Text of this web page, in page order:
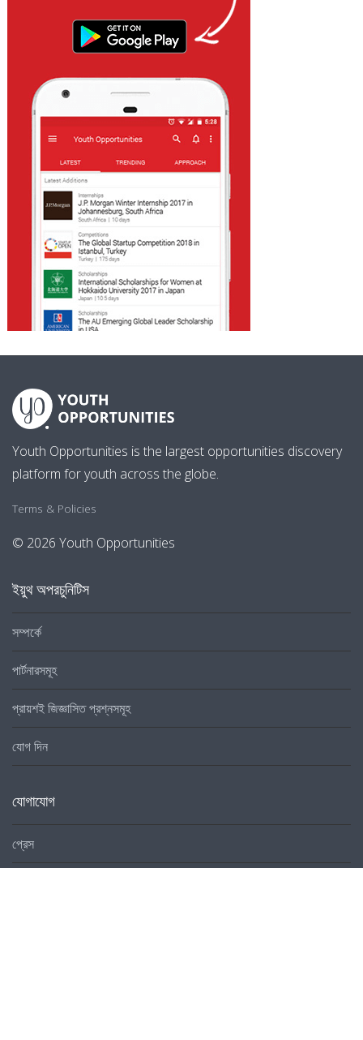
Youth Opportunities is the largest opportunities discovery
platform for youth across the globe.
Terms & Policies
© 2026 Youth Opportunities
ইয়ুথ অপরচুনিটিস
সম্পর্কে
পার্টনারসমূহ
প্রায়শই জিজ্ঞাসিত প্রশ্নসমূহ
যোগ দিন
যোগাযোগ
প্রেস